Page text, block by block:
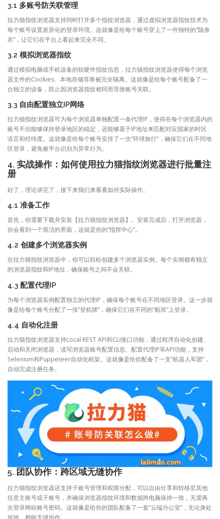
3.1 多账号防关联管理
拉力猫指纹浏览器支持同时打开多个指纹浏览器，通过虚拟浏览器指纹技术为
每个账号设置差异化的登录环境。这就像是给每个账号穿上了一件独特的“隐身
衣”，让它们在平台上看起来完全不同。
3.2 模拟浏览器指纹
通过模拟电脑或手机设备的软硬件指纹信息，拉力猫指纹浏览器使得每个浏览
器文件的Cookies、本地存储等将被完全隔离。这就像是给每个账号配备了一
台独立的设备，防止因浏览器指纹相同而导致账号关联。
3.3 自由配置独立IP网络
拉力猫指纹浏览器可为每个浏览器单独配置一条代理IP，使得在每个浏览器内的
账号不但能够保持登录地区的稳定，还能够基于IP地址来匹配对应国家的时区、
语言和经纬度。这就像是给每个账号安排了一次“环球旅行”，确保它们在不同地
区登录，避免被平台识别为异常行为。
4. 实战操作：如何使用拉力猫指纹浏览器进行批量注
册
好了，理论讲完了，接下来我们来看看如何实际操作。
4.1 准备工作
首先，你需要下载并安装【拉力猫指纹浏览器】。安装完成后，打开浏览器，
你会看到一个简洁的界面，这就是你的“指挥中心”。
4.2 创建多个浏览器实例
在拉力猫指纹浏览器中，你可以轻松创建多个浏览器实例。每个实例都有独立
的浏览器指纹和IP地址，确保账号之间不会关联。
4.3 配置代理IP
为每个浏览器实例配置独立的代理IP，确保每个账号在不同地区登录。这一步就
像是给每个账号分配了一张“登机牌”，确保它们在不同的“航班”上登录。
4.4 自动化注册
拉力猫指纹浏览器支持Local REST API和CLI接口功能，通过程序自动化创建、
启动和关闭浏览器，读写浏览器账号配置信息、配置代理IP等API功能，支持
Selenium和Puppeteer自动化框架。这就像是给你配备了一支“机器人军团”，
自动完成注册任务。
5. 团队协作：跨区域无缝协作
拉力猫指纹浏览器还支持子账号管理和权限分配，可以自由分享和转移至其他
任意主账号或子账号，并确保浏览器指纹环境和数据跨电脑保持一致，无需再
次登录网站账号密码。这就像是给你的团队配备了一套“云端办公室”，无论身处
何地，都能无缝协作。